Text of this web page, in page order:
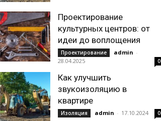
Проектирование
культурных центров: от
идеи до воплощения
Проектирование admin -
28.04.2025
0
Как улучшить
звукоизоляцию в
квартире
Изоляция admin - 17.10.2024 0